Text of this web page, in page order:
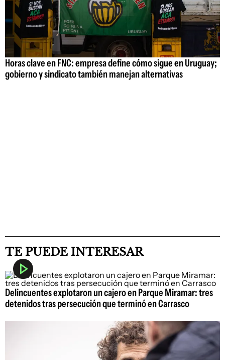
Horas clave en FNC: empresa define cómo sigue en Uruguay;
gobierno y sindicato también manejan alternativas
TE PUEDE INTERESAR
Delincuentes explotaron un cajero en Parque Miramar: tres
detenidos tras persecución que terminó en Carrasco